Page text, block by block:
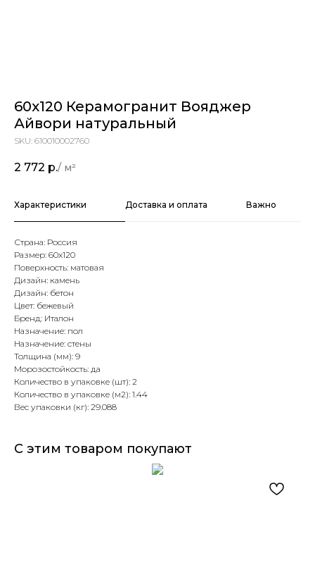
60х120 Керамогранит Вояджер
Айвори натуральный
SKU: 610010002760
2 772 р.
Характеристики Доставка и оплата Важно
Страна: Россия
Размер: 60х120
Поверхность: матовая
Дизайн: камень
Дизайн: бетон
Цвет: бежевый
Бренд: Италон
Назначение: пол
Назначение: стены
Толщина (мм): 9
Морозостойкость: да
Количество в упаковке (шт): 2
Количество в упаковке (м2): 1.44
Вес упаковки (кг): 29.088
С этим товаром покупают